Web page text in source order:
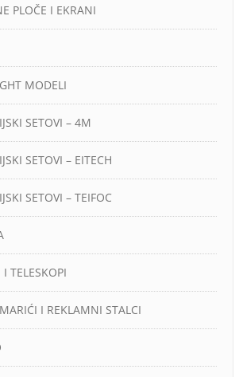
PLOČE I EKRANI
MODELI
SETOVI – 4M
SETOVI – EITECH
SETOVI – TEIFOC
TELESKOPI
I REKLAMNI STALCI